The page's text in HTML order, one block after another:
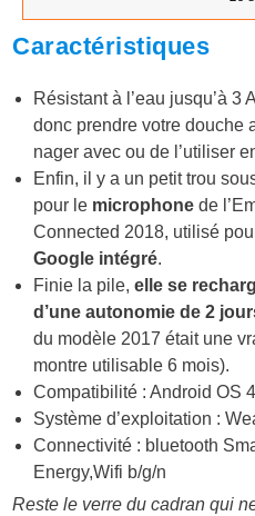
Caractéristiques
Résistant à l’eau jusqu’à 3
donc prendre votre douche
nager avec ou de l’utiliser
Enfin, il y a un petit trou
pour le microphone de
Connected 2018, utilisé
Google intégré.
Finie la pile, elle se
d’une autonomie de 2
du modèle 2017 était une
montre utilisable 6 mois).
Compatibilité : Android OS
Système d’exploitation :
Connectivité : bluetooth
Energy,Wifi b/g/n
Reste le verre du cadran qui